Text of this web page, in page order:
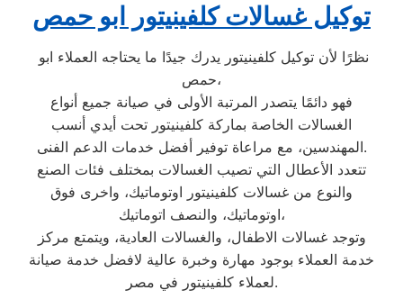
توكيل غسالات كلفينيتور ابو حمص
حمص،
فهو دائمًا يتصدر المرتبة الأولى في صيانة جميع أنواع
الغسالات الخاصة بماركة كلفينيتور تحت أيدي أنسب
المهندسين، مع مراعاة توفير أفضل خدمات الدعم الفنى.
تتعدد الأعطال التي تصيب الغسالات بمختلف فئات الصنع
والنوع من غسالات كلفينيتور اوتوماتيك، واخرى فوق
اوتوماتيك، والنصف اتوماتيك،
وتوجد غسالات الاطفال، والغسالات العادية، ويتمتع مركز
خدمة العملاء بوجود مهارة وخبرة عالية لافضل خدمة صيانة
لعملاء كلفينيتور في مصر.